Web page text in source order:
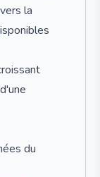
la
du